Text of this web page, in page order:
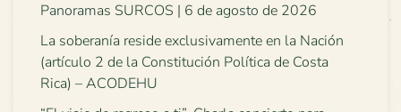
Panoramas SURCOS | 6 de agosto de 2026
La soberanía reside exclusivamente en la Nación
(artículo 2 de la Constitución Política de Costa
Rica) – ACODEHU